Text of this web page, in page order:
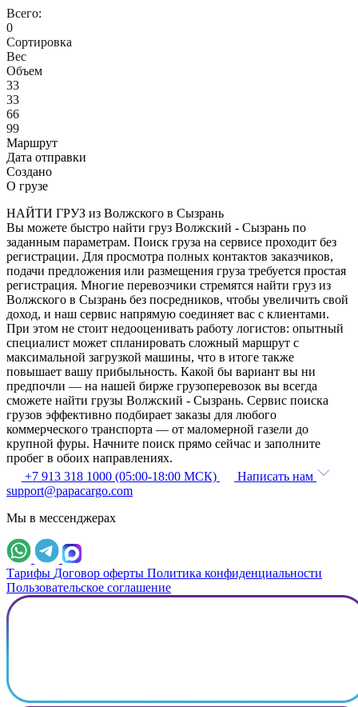
Всего:
0
Сортировка
Вес
Объем
33
33
66
99
Маршрут
Дата отправки
Создано
О грузе
НАЙТИ ГРУЗ из Волжского в Сызрань
Вы можете быстро найти груз Волжский - Сызрань по
заданным параметрам. Поиск груза на сервисе проходит без
регистрации. Для просмотра полных контактов заказчиков,
подачи предложения или размещения груза требуется простая
регистрация. Многие перевозчики стремятся найти груз из
Волжского в Сызрань без посредников, чтобы увеличить свой
доход, и наш сервис напрямую соединяет вас с клиентами.
При этом не стоит недооценивать работу логистов: опытный
специалист может спланировать сложный маршрут с
максимальной загрузкой машины, что в итоге также
повышает вашу прибыльность. Какой бы вариант вы ни
предпочли — на нашей бирже грузоперевозок вы всегда
сможете найти грузы Волжский - Сызрань. Сервис поиска
грузов эффективно подбирает заказы для любого
коммерческого транспорта — от маломерной газели до
крупной фуры. Начните поиск прямо сейчас и заполните
пробег в обоих направлениях.
+7 913 318 1000 (05:00-18:00 МСК)
Написать нам
support@papacargo.com
Мы в мессенджерах
Тарифы Договор оферты Политика конфиденциальности
Пользовательское соглашение